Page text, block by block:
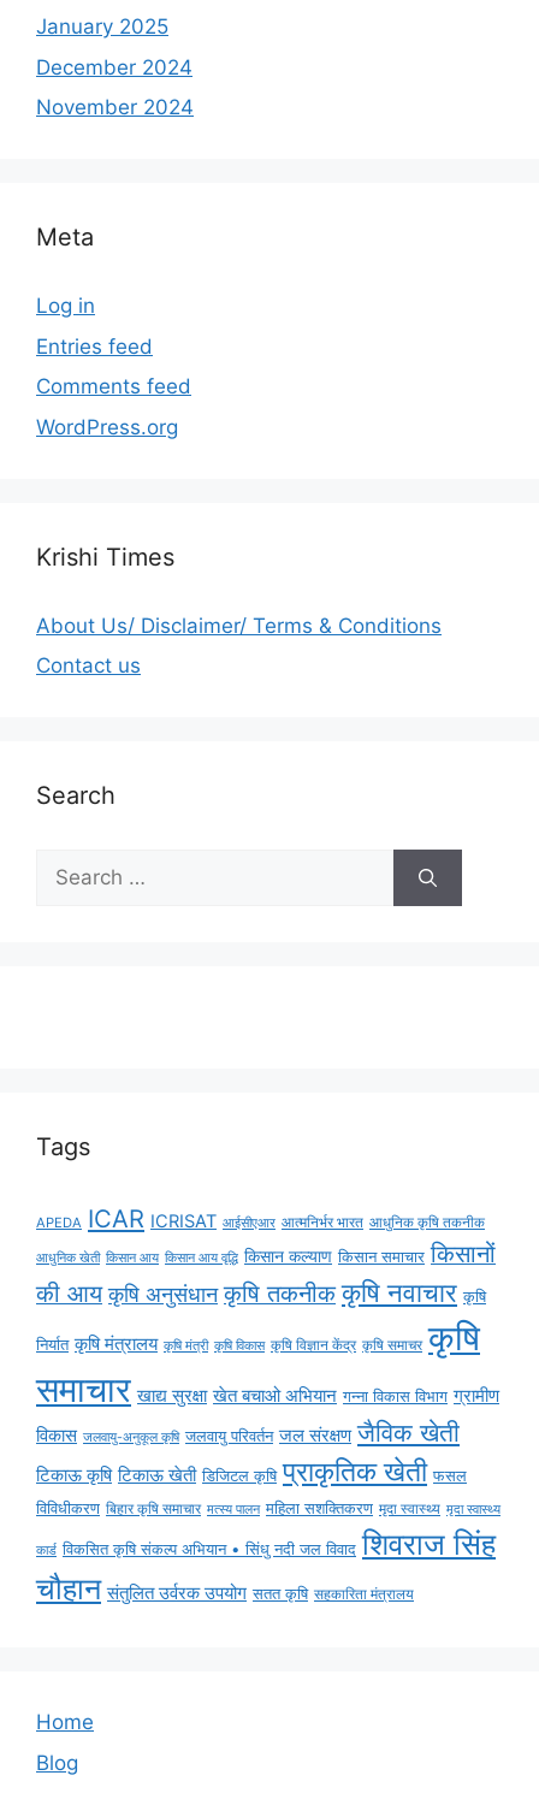
January 2025
December 2024
November 2024
Meta
Log in
Entries feed
Comments feed
WordPress.org
Krishi Times
About Us/ Disclaimer/ Terms & Conditions
Contact us
Search
Tags
APEDA ICAR ICRISAT आईसीएआर आत्मनिर्भर भारत आधुनिक कृषि तकनीक
आधुनिक खेती किसान आय किसान आय वृद्धि किसान कल्याण किसान समाचार किसानों
की आय कृषि अनुसंधान कृषि तकनीक कृषि नवाचार कृषि
निर्यात कृषि मंत्रालय कृषि मंत्री कृषि विकास कृषि विज्ञान केंद्र कृषि समाचर कृषि
समाचार खाद्य सुरक्षा खेत बचाओ अभियान गन्ना विकास विभाग ग्रामीण
विकास जलवायु-अनुकूल कृषि जलवायु परिवर्तन जल संरक्षण जैविक खेती
टिकाऊ कृषि टिकाऊ खेती डिजिटल कृषि प्राकृतिक खेती फसल
विविधीकरण बिहार कृषि समाचार मत्स्य पालन महिला सशक्तिकरण मृदा स्वास्थ्य मृदा स्वास्थ्य
कार्ड विकसित कृषि संकल्प अभियान • सिंधु नदी जल विवाद शिवराज सिंह
चौहान संतुलित उर्वरक उपयोग सतत कृषि सहकारिता मंत्रालय
Home
Blog